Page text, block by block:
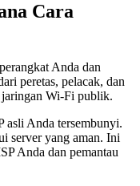
Cara
Anda dan
peretas, pelacak, dan
Wi-Fi publik.
asli Anda tersembunyi.
server yang aman. Ini
Anda dan pemantau